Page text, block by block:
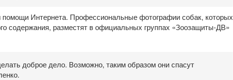
Интернета. Профессиональные фотографии собак, которых
содержания, разместят в официальных группах «Зоозащиты-ДВ»
доброе дело. Возможно, таким образом они спасут